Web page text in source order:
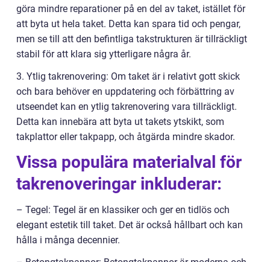
göra mindre reparationer på en del av taket, istället för
att byta ut hela taket. Detta kan spara tid och pengar,
men se till att den befintliga takstrukturen är tillräckligt
stabil för att klara sig ytterligare några år.
3. Ytlig takrenovering: Om taket är i relativt gott skick
och bara behöver en uppdatering och förbättring av
utseendet kan en ytlig takrenovering vara tillräckligt.
Detta kan innebära att byta ut takets ytskikt, som
takplattor eller takpapp, och åtgärda mindre skador.
Vissa populära materialval för
takrenoveringar inkluderar:
– Tegel: Tegel är en klassiker och ger en tidlös och
elegant estetik till taket. Det är också hållbart och kan
hålla i många decennier.